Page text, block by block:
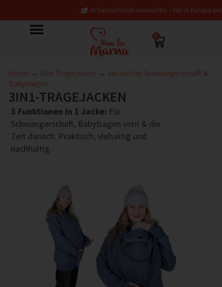
In Deutschland entworfen – fair in Europa produziert
0
Home → Alle Tragejacken → Jacken für Schwangerschaft &
Babytragen
3IN1-TRAGEJACKEN
3 Funktionen in 1 Jacke: Für
Schwangerschaft, Babytragen vorn & die
Zeit danach. Praktisch, vielseitig und
nachhaltig.